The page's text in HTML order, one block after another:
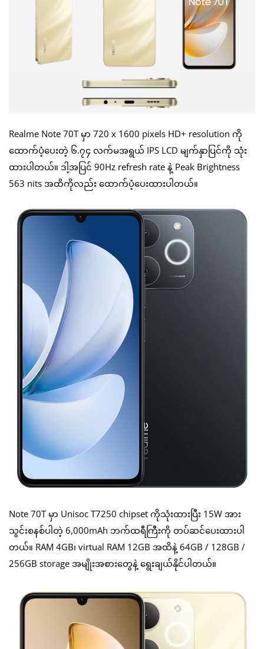
Realme Note 70T မှာ 720 x 1600 pixels HD+ resolution ကို
ထောက်ပံ့ပေးတဲ့ ၆.၇၄ လက်မအရွယ် IPS LCD မျက်နှာပြင်ကို သုံး
ထားပါတယ်။ ဒါ့အပြင် 90Hz refresh rate နဲ့ Peak Brightness
563 nits အထိကိုလည်း ထောက်ပံ့ပေးထားပါတယ်။
Note 70T မှာ Unisoc T7250 chipset ကိုသုံးထားပြီး 15W အား
သွင်းစနစ်ပါတဲ့ 6,000mAh ဘက်ထရီကြီးကို တပ်ဆင်ပေးထားပါ
တယ်။ RAM 4GB၊ virtual RAM 12GB အထိနဲ့ 64GB / 128GB /
256GB storage အမျိုးအစားတွေနဲ့ ရွေးချယ်နိုင်ပါတယ်။